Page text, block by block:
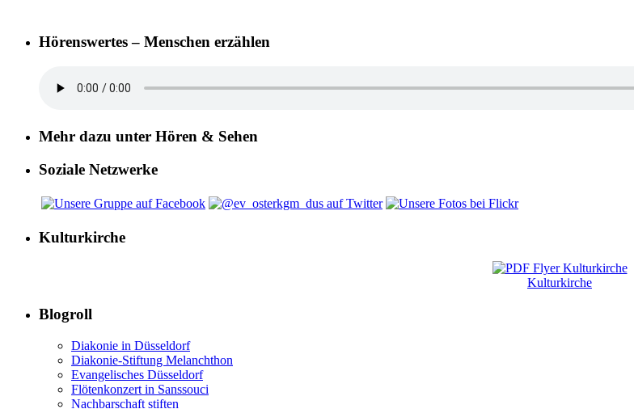
Hörenswertes – Menschen erzählen
Mehr dazu unter Hören & Sehen
Soziale Netzwerke
Kulturkirche
Kulturkirche
Blogroll
Diakonie in Düsseldorf
Diakonie-Stiftung Melanchthon
Evangelisches Düsseldorf
Flötenkonzert in Sanssouci
Nachbarschaft stiften